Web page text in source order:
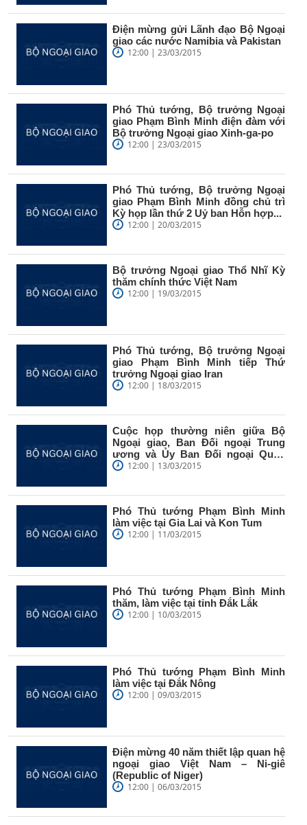
Điện mừng gửi Lãnh đạo Bộ Ngoại
giao các nước Namibia và Pakistan
12:00 | 23/03/2015
Phó Thủ tướng, Bộ trưởng Ngoại
giao Phạm Bình Minh điện đàm với
Bộ trưởng Ngoại giao Xinh-ga-po
12:00 | 23/03/2015
Phó Thủ tướng, Bộ trưởng Ngoại
giao Phạm Bình Minh đồng chủ trì
Kỳ họp lần thứ 2 Uỷ ban Hỗn hợp...
12:00 | 20/03/2015
Bộ trưởng Ngoại giao Thổ Nhĩ Kỳ
thăm chính thức Việt Nam
12:00 | 19/03/2015
Phó Thủ tướng, Bộ trưởng Ngoại
giao Phạm Bình Minh tiếp Thứ
trưởng Ngoại giao Iran
12:00 | 18/03/2015
Cuộc họp thường niên giữa Bộ
Ngoại giao, Ban Đối ngoại Trung
ương và Ủy Ban Đối ngoại Quốc
hội để...
12:00 | 13/03/2015
Phó Thủ tướng Phạm Bình Minh
làm việc tại Gia Lai và Kon Tum
12:00 | 11/03/2015
Phó Thủ tướng Phạm Bình Minh
thăm, làm việc tại tỉnh Đắk Lắk
12:00 | 10/03/2015
Phó Thủ tướng Phạm Bình Minh
làm việc tại Đắk Nông
12:00 | 09/03/2015
Điện mừng 40 năm thiết lập quan hệ
ngoại giao Việt Nam – Ni-giê
(Republic of Niger)
12:00 | 06/03/2015